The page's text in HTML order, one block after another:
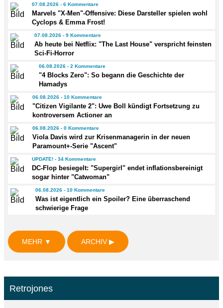
07.08.2026 - 6 Kommentare
Marvels "X-Men"-Offensive: Diese Darsteller spielen wohl
Cyclops & Emma Frost!
07.08.2026 - 9 Kommentare
Ab heute bei Netflix: "The Last House" verspricht feinsten
Sci-Fi-Horror
06.08.2026 - 2 Kommentare
"4 Blocks Zero": So begann die Geschichte der
Hamadys
06.08.2026 - 10 Kommentare
"Citizen Vigilante 2": Uwe Boll kündigt Fortsetzung zu
kontroversem Actioner an
06.08.2026 - 0 Kommentare
Viola Davis wird zur Krisenmanagerin in der neuen
Paramount+-Serie "Ascent"
UPDATE! - 34 Kommentare
DC-Flop besiegelt: "Supergirl" endet inflationsbereinigt
sogar hinter "Catwoman"
06.08.2026 - 10 Kommentare
Was ist eigentlich ein Spoiler? Eine überraschend
schwierige Frage
MEHR ▼ ARCHIV ▶
Retrojones